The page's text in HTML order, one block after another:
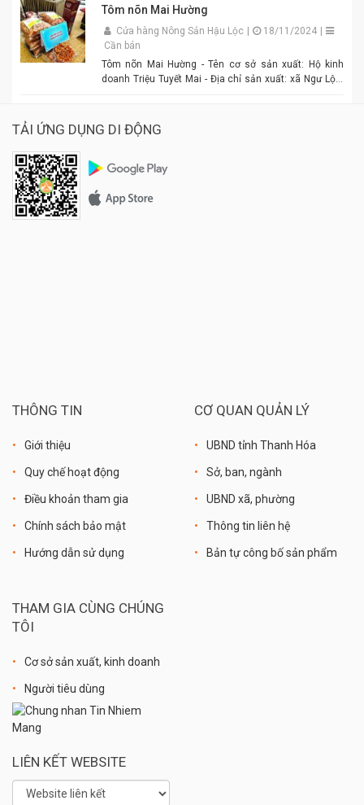
Tôm nõn Mai Hường
Cửa hàng Nông Sản Hậu Lộc 18/11/2024
Cần bán
Tôm nõn Mai Hường - Tên cơ sở sản xuất: Hộ kinh
doanh Triệu Tuyết Mai - Địa chỉ sản xuất: xã Ngư Lộc,
Giá: 600.000 đồng - 1.500.000 đồng/tùy size
TẢI ỨNG DỤNG DI ĐỘNG
THÔNG TIN
Giới thiệu
Quy chế hoạt động
Điều khoản tham gia
Chính sách bảo mật
Hướng dẫn sử dụng
CƠ QUAN QUẢN LÝ
UBND tỉnh Thanh Hóa
Sở, ban, ngành
UBND xã, phường
Thông tin liên hệ
Bản tự công bố sản phẩm
THAM GIA CÙNG CHÚNG
TÔI
Cơ sở sản xuất, kinh doanh
Người tiêu dùng
LIÊN KẾT WEBSITE